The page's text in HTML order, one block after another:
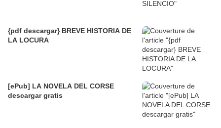
{pdf descargar} BREVE HISTORIA DE
LA LOCURA
[ePub] LA NOVELA DEL CORSE
descargar gratis